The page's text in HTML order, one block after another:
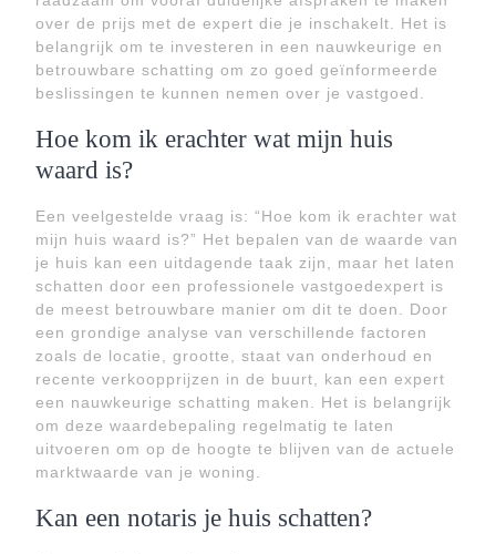
over de prijs met de expert die je inschakelt. Het is
belangrijk om te investeren in een nauwkeurige en
betrouwbare schatting om zo goed geïnformeerde
beslissingen te kunnen nemen over je vastgoed.
Hoe kom ik erachter wat mijn huis
waard is?
Een veelgestelde vraag is: “Hoe kom ik erachter wat
mijn huis waard is?” Het bepalen van de waarde van
je huis kan een uitdagende taak zijn, maar het laten
schatten door een professionele vastgoedexpert is
de meest betrouwbare manier om dit te doen. Door
een grondige analyse van verschillende factoren
zoals de locatie, grootte, staat van onderhoud en
recente verkoopprijzen in de buurt, kan een expert
een nauwkeurige schatting maken. Het is belangrijk
om deze waardebepaling regelmatig te laten
uitvoeren om op de hoogte te blijven van de actuele
marktwaarde van je woning.
Kan een notaris je huis schatten?